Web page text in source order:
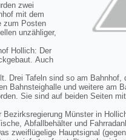
zwei
mit dem
zum Posten
unzähliger,
Hollich: Der
Auch
Drei Tafeln sind so am Bahnhof,
Bahnsteighalle und weitere am
Sie sind auf beiden Seiten
Münster in
Abfallbehälter und
zweiflügelige Hauptsignal